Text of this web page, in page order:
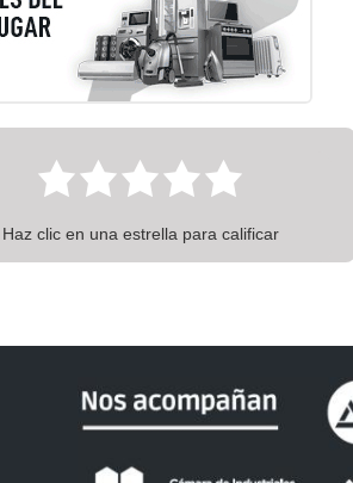
Haz clic en una estrella para calificar